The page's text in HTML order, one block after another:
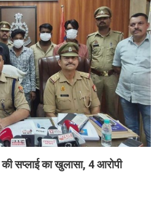
सप्लाई का खुलासा, 4 आरोपी